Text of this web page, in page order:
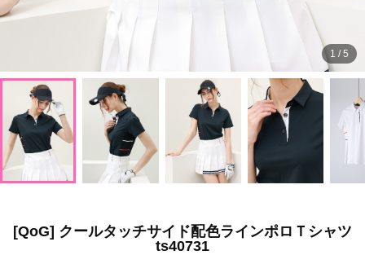
1 /5
[QoG] クールタッチサイド配色ラインポロＴシャツ
ts40731